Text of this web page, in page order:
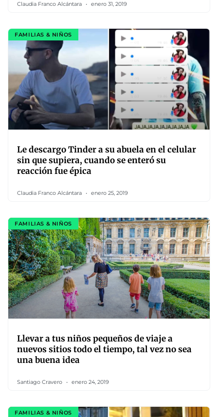
Claudia Franco Alcántara enero 31, 2019
FAMILIAS & NIÑOS
Le descargo Tinder a su abuela en el celular
sin que supiera, cuando se enteró su
reacción fue épica
Claudia Franco Alcántara enero 25, 2019
FAMILIAS & NIÑOS
Llevar a tus niños pequeños de viaje a
nuevos sitios todo el tiempo, tal vez no sea
una buena idea
Santiago Cravero enero 24, 2019
FAMILIAS & NIÑOS